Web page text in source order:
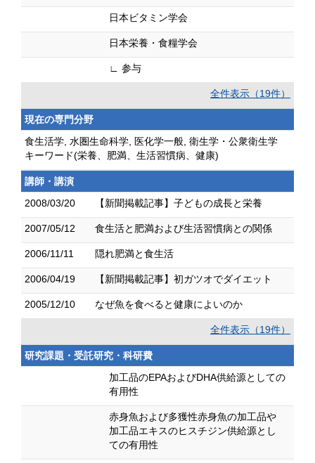
日本ビタミン学会
日本栄養・食糧学会
∟ 参与
全件表示（19件）
現在の専門分野
食生活学, 水圏生命科学, 医化学一般, 衛生学・公衆衛生学
キーワード(栄養、肥満、生活習慣病、健康)
講師・講演
2008/03/20
【新聞掲載記事】子どもの成長と栄養
2007/05/12 食生活と肥満および生活習慣病との関係
2006/11/11 隠れ肥満と食生活
2006/04/19 【新聞掲載記事】初ガツオでダイエット
2005/12/10 なぜ魚を食べると健康によいのか
全件表示（19件）
研究課題・受託研究・科研費
加工品のEPAおよびDHA供給源としての
有用性
赤身魚および多獲性赤身魚の加工品や
加工品エキスのヒスチジン供給源とし
ての有用性